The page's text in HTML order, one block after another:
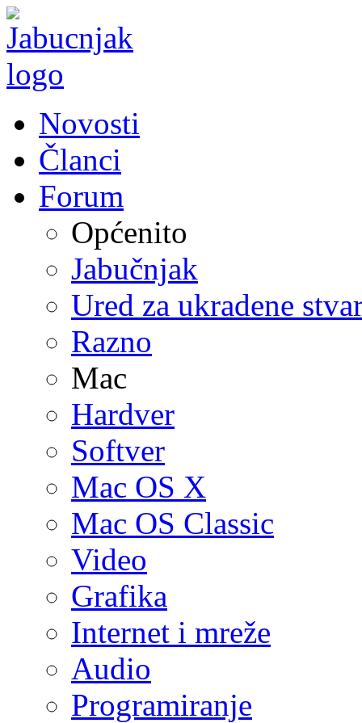
Novosti
Članci
Forum
Općenito
Jabučnjak
Ured za ukradene
Razno
Mac
Hardver
Softver
Mac OS X
Mac OS Classic
Video
Grafika
Internet i mreže
Audio
Programiranje